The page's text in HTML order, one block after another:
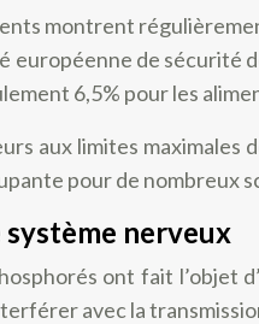
montrent
européenne de
6,5% pour les
aux limites
pour de nombreux
nerveux
ont fait
avec la